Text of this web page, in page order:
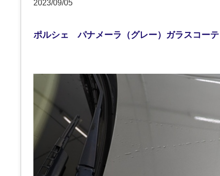
2023/09/05
ポルシェ パナメーラ（グレー）ガラスコー